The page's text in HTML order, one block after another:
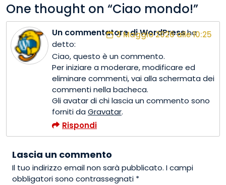
One thought on “Ciao mondo!”
Un commentatore di WordPressha
detto:
3 Maggio 2026 alle 10:25
Ciao, questo è un commento.
Per iniziare a moderare, modificare ed
eliminare commenti, vai alla schermata dei
commenti nella bacheca.
Gli avatar di chi lascia un commento sono
forniti daGravatar.
Rispondi
Lascia un commento
Il tuo indirizzo email non sarà pubblicato. I campi
obbligatori sono contrassegnati *